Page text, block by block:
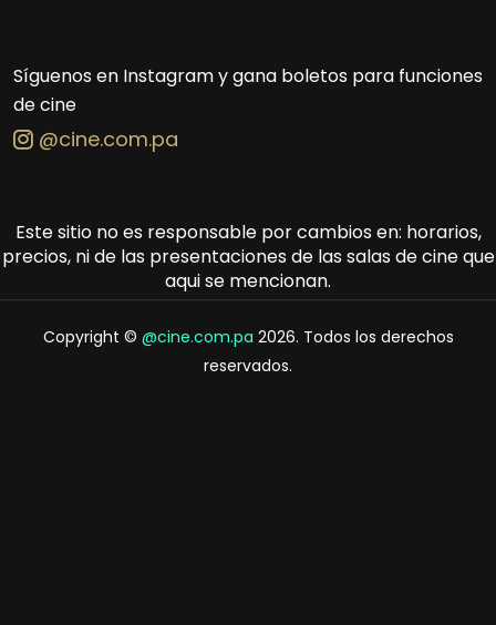
Síguenos en Instagram y gana boletos para funciones
de cine
@cine.com.pa
Este sitio no es responsable por cambios en: horarios,
precios, ni de las presentaciones de las salas de cine que
aqui se mencionan.
Copyright © @cine.com.pa 2026. Todos los derechos
reservados.